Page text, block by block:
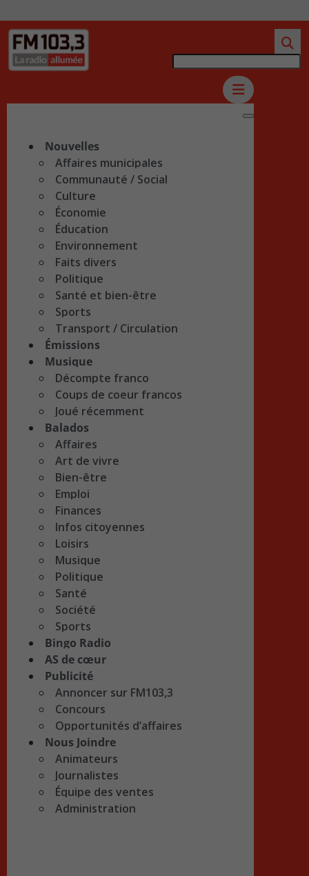
Nouvelles
Affaires municipales
Communauté / Social
Culture
Économie
Éducation
Environnement
Faits divers
Politique
Santé et bien-être
Sports
Transport / Circulation
Émissions
Musique
Décompte franco
Coups de coeur francos
Joué récemment
Balados
Affaires
Art de vivre
Bien-être
Emploi
Finances
Infos citoyennes
Loisirs
Musique
Politique
Santé
Société
Sports
Bingo Radio
AS de cœur
Publicité
Annoncer sur FM103,3
Concours
Opportunités d’affaires
Nous Joindre
Animateurs
Journalistes
Équipe des ventes
Administration